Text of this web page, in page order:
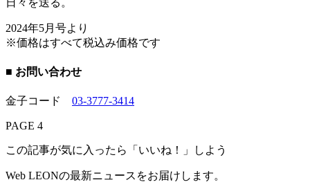
2024年5月号より
※価格はすべて税込み価格です
■ お問い合わせ
金子コード 03-3777-3414
PAGE 4
この記事が気に入ったら「いいね！」しよう
Web LEONの最新ニュースをお届けします。